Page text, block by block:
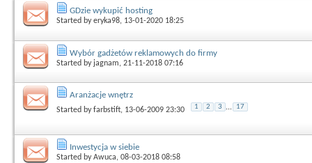
GDzie wykupić hosting
Started byeryka98, 13-01-2020 18:25
Wybór gadżetów reklamowych do firmy
Started by jagnam, 21-11-2018 07:16
Aranżacje wnętrz
Started byfarbstift, 13-06-2009 23:30 1 2 3 ... 17
Inwestycja w siebie
Started byAwuca, 08-03-2018 08:58